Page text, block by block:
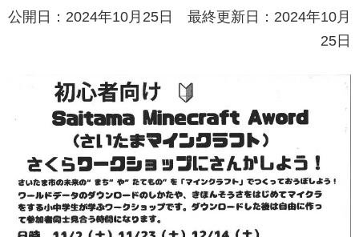
公開日：2024年10月25日 最終更新日：2024年10月
25日